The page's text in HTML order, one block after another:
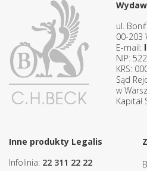
ul.
00-203
E-mail:
NIP:
KRS:
Sąd
w
Kapitał
Inne produkty Legalis
Infolinia: 22 311 22 22